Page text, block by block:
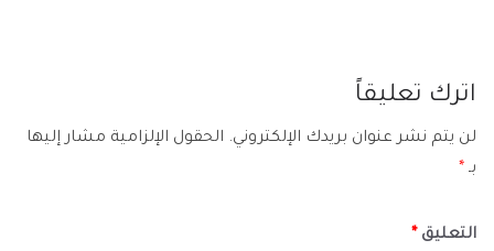
اترك تعليقاً
لن يتم نشر عنوان بريدك الإلكتروني. الحقول الإلزامية مشار إليها
بـ *
التعليق*